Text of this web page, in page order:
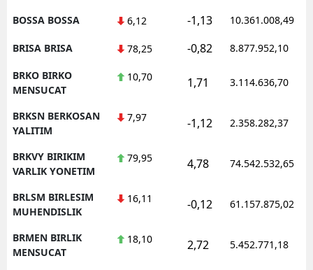
BOSSA BOSSA 6,12 -1,13 10.361.008,49
BRISA BRISA 78,25 -0,82 8.877.952,10
BRKO BIRKO
MENSUCAT
10,70 1,71 3.114.636,70
BRKSN BERKOSAN
YALITIM
7,97 -1,12 2.358.282,37
BRKVY BIRIKIM
VARLIK YONETIM
79,95 4,78 74.542.532,65
BRLSM BIRLESIM
MUHENDISLIK
16,11 -0,12 61.157.875,02
BRMEN BIRLIK
MENSUCAT
18,10 2,72 5.452.771,18